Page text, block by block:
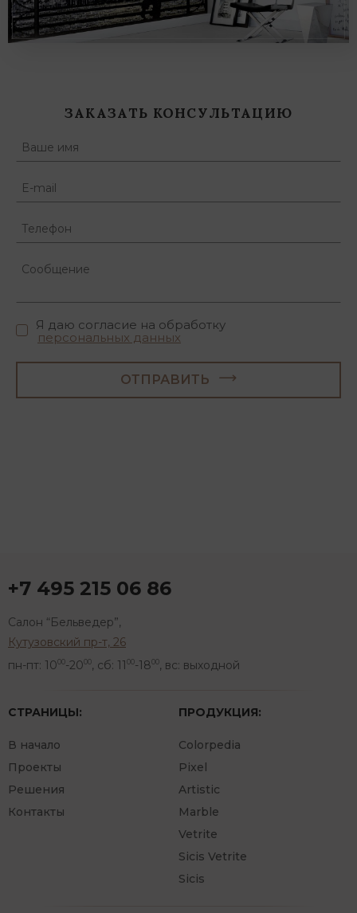
ЗАКАЗАТЬ КОНСУЛЬТАЦИЮ
Я даю согласие на обработку
персональных данных
ОТПРАВИТЬ
+7 495 215 06 86
Салон “Бельведер”,
Кутузовский пр-т, 26
пн-пт: 1000-2000, сб: 11 00-1800, вс: выходной
СТРАНИЦЫ:
В начало
Проекты
Решения
Контакты
ПРОДУКЦИЯ:
Colorpedia
Pixel
Artistic
Marble
Vetrite
Sicis Vetrite
Sicis